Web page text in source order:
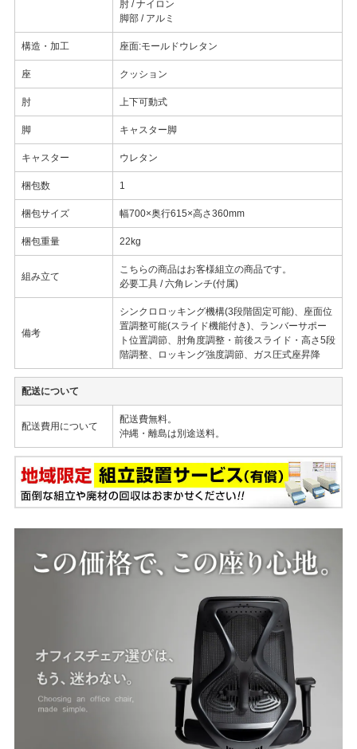
肘 / ナイロン
脚部 / アルミ
構造・加工 座面:モールドウレタン
座 クッション
肘 上下可動式
脚 キャスター脚
キャスター ウレタン
梱包数 1
梱包サイズ 幅700×奥行615×高さ360mm
梱包重量 22kg
組み立て
こちらの商品はお客様組立の商品です。
必要工具 / 六角レンチ(付属)
備考
シンクロロッキング機構(3段階固定可能)、座面位
置調整可能(スライド機能付き)、ランバーサポー
ト位置調節、肘角度調整・前後スライド・高さ5段
階調整、ロッキング強度調節、ガス圧式座昇降
配送について
配送費用について
配送費無料。
沖縄・離島は別途送料。